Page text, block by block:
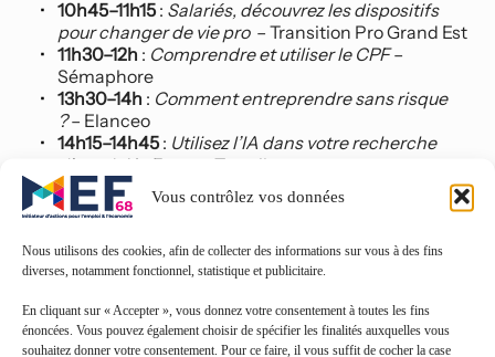
Vous contrôlez vos données
Nous utilisons des cookies, afin de collecter des informations sur vous à des fins
diverses, notamment fonctionnel, statistique et publicitaire.
En cliquant sur « Accepter », vous donnez votre consentement à toutes les fins
énoncées. Vous pouvez également choisir de spécifier les finalités auxquelles vous
souhaitez donner votre consentement. Pour ce faire, il vous suffit de cocher la case
10h45–11h15 : Salariés, découvrez les dispositifs
pour changer de vie pro – Transition Pro Grand Est
11h30–12h : Comprendre et utiliser le CPF –
Sémaphore
13h30–14h : Comment entreprendre sans risque
? – Elanceo
14h15–14h45 : Utilisez l’IA dans votre recherche
d’emploi ! – France Travail
15h–15h45
10 pépites pour booster la confiance en
soi – L Consulting & Résonances
Cet espace rassemble toutes les ressources
nécessaires pour faire avancer — ou concrétiser —
maturité.